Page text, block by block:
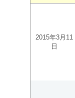
2015年3月11
日